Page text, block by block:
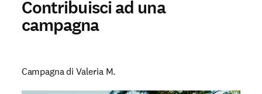
Partecipa
Sostienici
Contribuisci ad una
campagna
Campagna di Valeria M.